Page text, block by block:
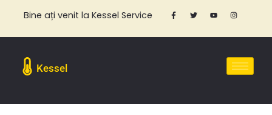
Bine ați venit la Kessel Service
Kessel